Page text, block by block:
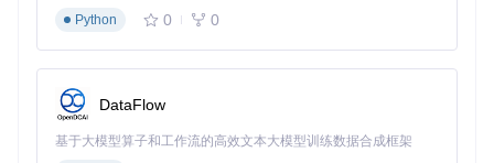
Python
0 0
DataFlow
基于大模型算子和工作流的高效文本大模型训练数据合成框架